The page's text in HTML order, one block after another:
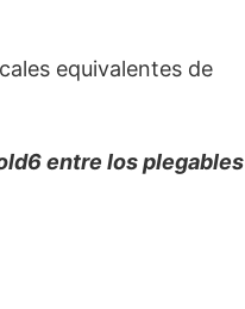
equivalentes de
entre los plegables